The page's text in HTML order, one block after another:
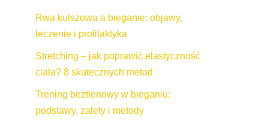
Rwa kulszowa a bieganie: objawy,
leczenie i profilaktyka
Stretching – jak poprawić elastyczność
ciała? 8 skutecznych metod
Trening beztlenowy w bieganiu:
podstawy, zalety i metody